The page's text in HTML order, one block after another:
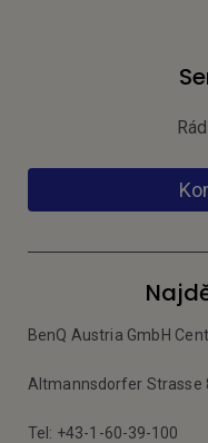
BenQ Austria GmbH
Altmannsdorfer Strasse
Tel: +43-1-60-39-100